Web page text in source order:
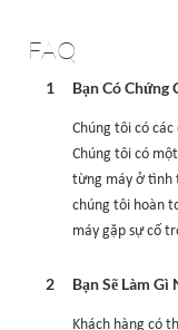
FAQ
1 Bạn Có Chứng
Chúng tôi có các
Chúng tôi có
từng máy ở tình
chúng tôi hoàn
máy gặp sự cố
2 Bạn Sẽ Làm Gì
Khách hàng có